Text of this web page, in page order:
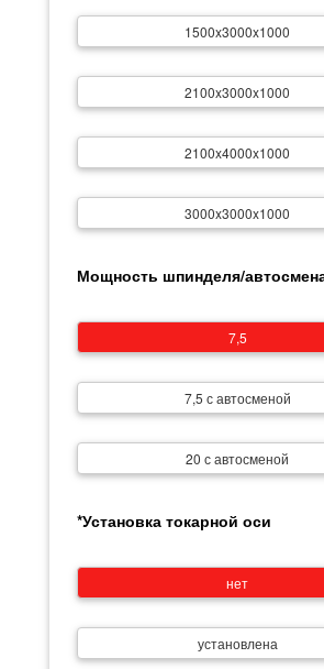
1500x3000x1000
2100x3000x1000
2100x4000x1000
3000x3000x1000
Мощность шпинделя/
7,5
7,5 с автосменой
20 с автосменой
*Установка токарной оси
нет
установлена